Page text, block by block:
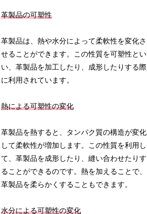
革製品の可塑性
革製品は、熱や水分によって柔軟性を変化さ
せることができます。この性質を可塑性とい
い、革製品を加工したり、成形したりする際
に利用されています。
熱による可塑性の変化
革製品を熱すると、タンパク質の構造が変化
して柔軟性が増加します。この性質を利用し
て、革製品を成形したり、縫い合わせたりす
ることができるのです。熱を加えることで、
革製品を柔らかくすることもできます。
水分による可塑性の変化